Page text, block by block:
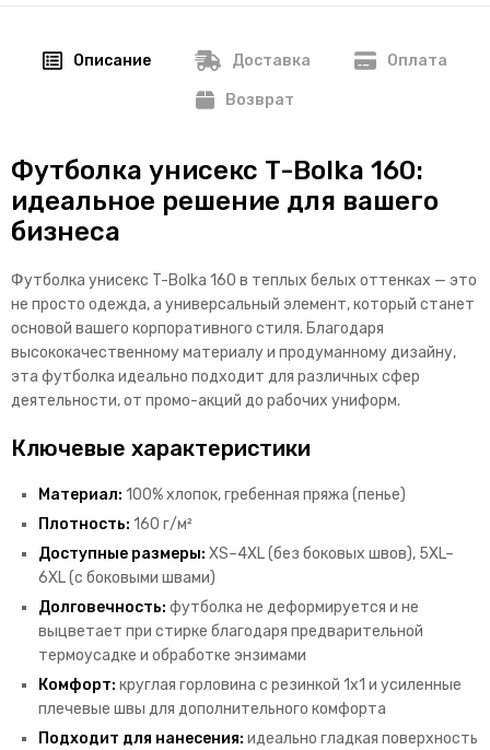
Описание Доставка Оплата
Возврат
Футболка унисекс T-Bolka 160:
идеальное решение для вашего
бизнеса
Футболка унисекс T-Bolka 160 в теплых белых оттенках — это
не просто одежда, а универсальный элемент, который станет
основой вашего корпоративного стиля. Благодаря
высококачественному материалу и продуманному дизайну,
эта футболка идеально подходит для различных сфер
деятельности, от промо-акций до рабочих униформ.
Ключевые характеристики
Материал: 100% хлопок, гребенная пряжа (пенье)
Плотность: 160 г/м²
Доступные размеры: XS–4XL (без боковых швов), 5XL–
6XL (с боковыми швами)
Долговечность: футболка не деформируется и не
выцветает при стирке благодаря предварительной
термоусадке и обработке энзимами
Комфорт: круглая горловина с резинкой 1x1 и усиленные
плечевые швы для дополнительного комфорта
Подходит для нанесения: идеально гладкая поверхность